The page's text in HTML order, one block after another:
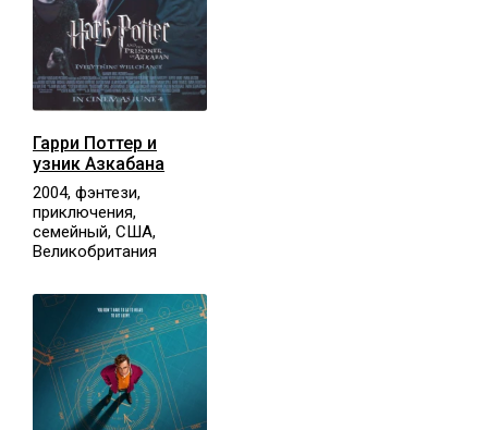
Гарри Поттер и
узник Азкабана
2004, фэнтези,
приключения,
семейный, США,
Великобритания